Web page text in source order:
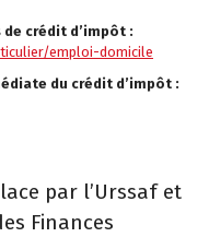
crédit d’impôt :
emploi-domicile
du crédit d’impôt :
par l’Urssaf et
Finances